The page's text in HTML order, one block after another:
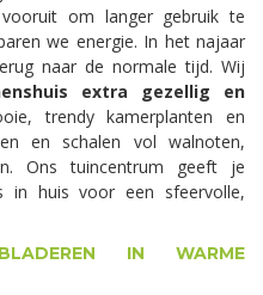
om langer gebruik te
we energie. In het najaar
naar de normale tijd. Wij
extra gezellig en
trendy kamerplanten en
en schalen vol walnoten,
Ons tuincentrum geeft je
in huis voor een sfeervolle,
IN WARME